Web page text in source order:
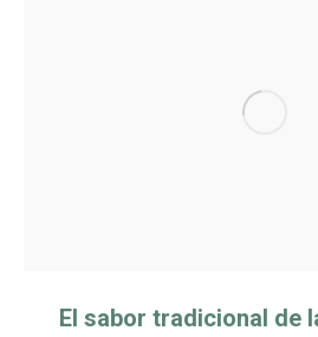
El sabor tradicional de